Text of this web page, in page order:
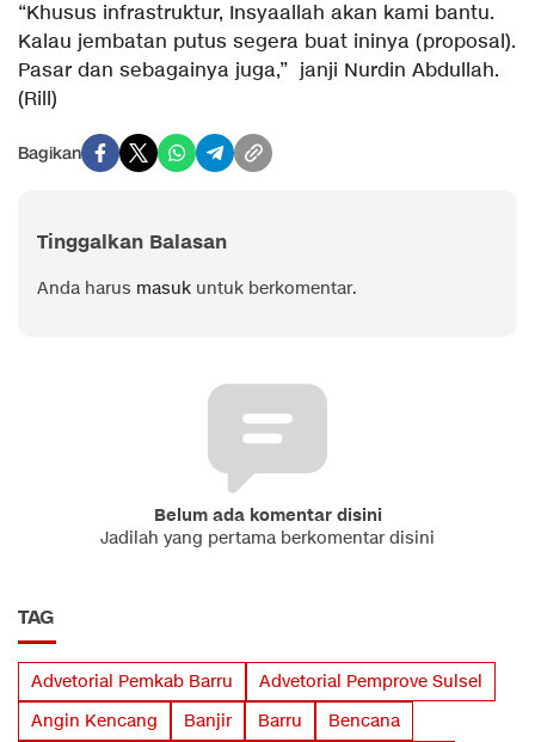
“Khusus infrastruktur, Insyaallah akan kami bantu.
Kalau jembatan putus segera buat ininya (proposal).
Pasar dan sebagainya juga,” janji Nurdin Abdullah.
(Rill)
Bagikan
Tinggalkan Balasan
Anda harus masuk untuk berkomentar.
Belum ada komentar disini
Jadilah yang pertama berkomentar disini
TAG
Advetorial Pemkab Barru
Advetorial Pemprove Sulsel
Angin Kencang
Banjir Barru
Bencana